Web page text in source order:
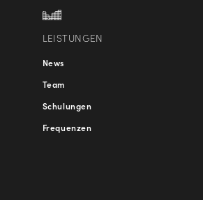
LEISTUNGEN
News
Team
Schulungen
Frequenzen